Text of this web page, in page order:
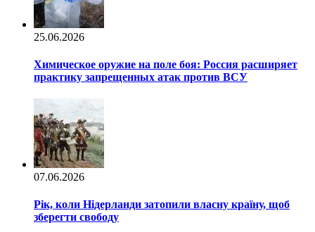
25.06.2026
Химическое оружие на поле боя: Россия расширяет
практику запрещенных атак против ВСУ
07.06.2026
Рік, коли Нідерланди затопили власну країну, щоб
зберегти свободу